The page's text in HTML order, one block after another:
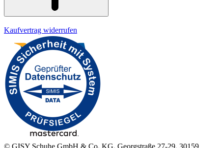
Kaufvertrag widerrufen
© GISY Schuhe GmbH & Co. KG, Georgstraße 27-29, 30159